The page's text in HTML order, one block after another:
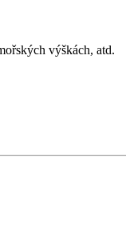
výškách, atd.